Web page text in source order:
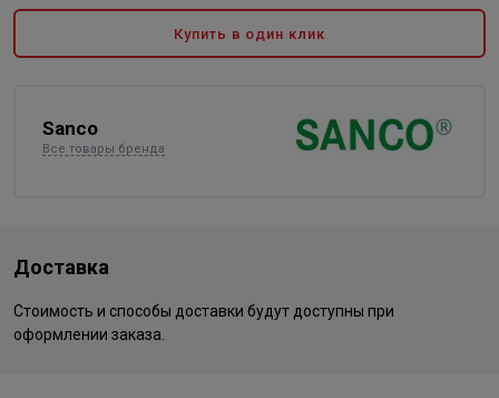
Купить в один клик
Sanco
Все товары бренда
Доставка
Стоимость и способы доставки будут доступны при
оформлении заказа.